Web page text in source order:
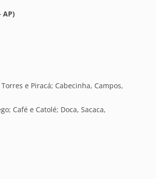
AP)
e Piracá; Cabecinha, Campos,
Café e Catolé; Doca, Sacaca,